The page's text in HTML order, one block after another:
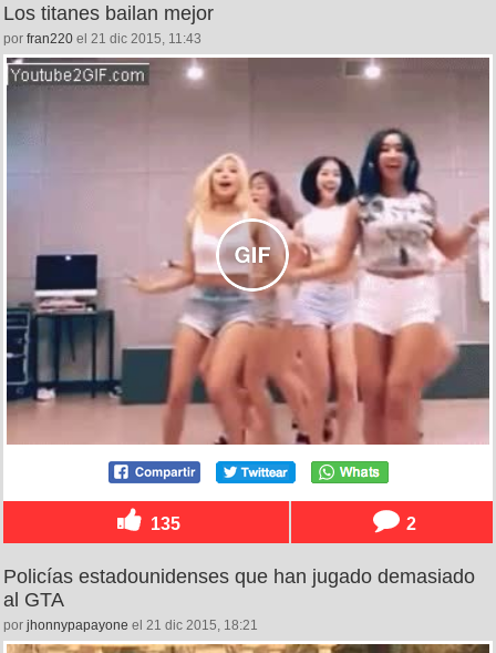
Los titanes bailan mejor
por fran220 el 21 dic 2015, 11:43
135 2
Policías estadounidenses que han jugado demasiado
al GTA
por jhonnypapayone el 21 dic 2015, 18:21